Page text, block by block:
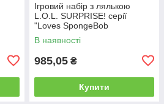
Ігровий набір з лялькою
L.O.L. SURPRISE! серії
"Loves SpongeBob
SquarePants"
В наявності
985,05 ₴
Купити